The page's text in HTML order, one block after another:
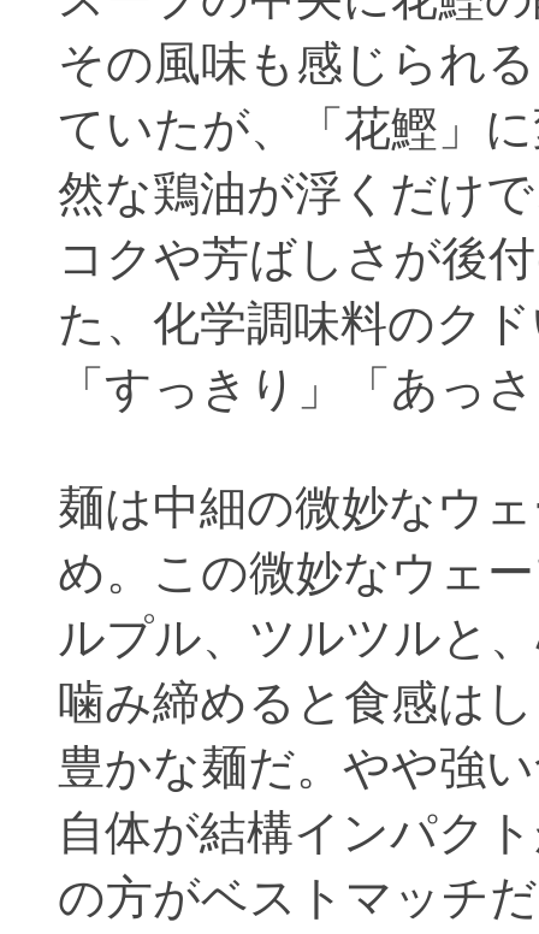
その風味も感じられ
ていたが、「花鰹」
然な鶏油が浮くだけ
コクや芳ばしさが後
た、化学調味料のク
「すっきり」「あっ
麺は中細の微妙なウ
め。この微妙なウェ
ルプル、ツルツルと
噛み締めると食感は
豊かな麺だ。やや強
自体が結構インパク
の方がベストマッチ